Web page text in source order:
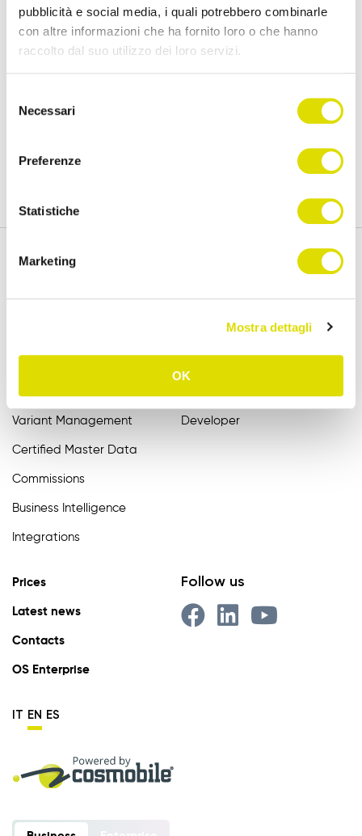
pubblicità e social media, i quali potrebbero combinarle
con altre informazioni che ha fornito loro o che hanno
raccolto dal suo utilizzo dei loro servizi.
all'informativa:
https://www.ordersender.com/cookie-
delNecessari
Preferenze
Statistiche
Marketing
Mostra dettagli
OK
Boost your sales!
15 days.
Features
B2B Order Sender
Variant Management
Certified Master Data
Commissions
Business Intelligence
Integrations
Assistance
Developer
Prices
Latest news
Contacts
OS Enterprise
IT EN ES
Follow us